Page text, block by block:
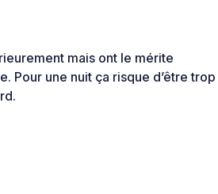
mais ont le mérite
Pour une nuit ça risque d’être trop